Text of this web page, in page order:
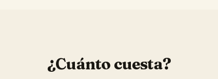
¿Cuánto cuesta?